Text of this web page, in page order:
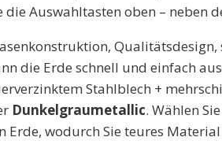
die Auswahltasten oben – neben
die Erde schnell und einfach
Stahlblech +
Dunkelgraumetallic. Wählen
Erde, wodurch Sie teures